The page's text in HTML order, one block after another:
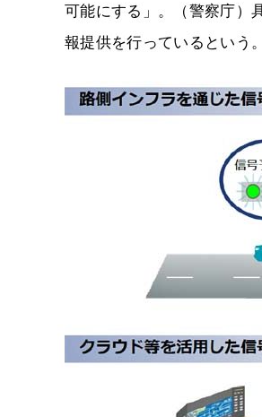
可能にする」。（警察庁）
報提供を行っているという。